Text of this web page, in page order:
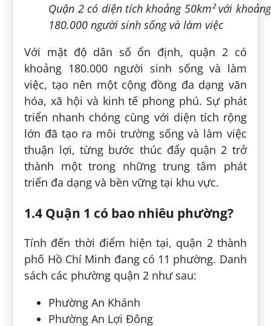
Quận 2 có diện tích khoảng 50km² với khoảng
180.000 người sinh sống và làm việc
Với mật độ dân số ổn định, quận 2 có
khoảng 180.000 người sinh sống và làm
việc, tạo nên một cộng đồng đa dạng văn
hóa, xã hội và kinh tế phong phú. Sự phát
triển nhanh chóng cùng với diện tích rộng
lớn đã tạo ra môi trường sống và làm việc
thuận lợi, từng bước thúc đẩy quận 2 trở
thành một trong những trung tâm phát
triển đa dạng và bền vững tại khu vực.
1.4 Quận 1 có bao nhiêu phường?
Tính đến thời điểm hiện tại, quận 2 thành
phố Hồ Chí Minh đang có 11 phường. Danh
sách các phường quận 2 như sau:
Phường An Khánh
Phường An Lợi Đông